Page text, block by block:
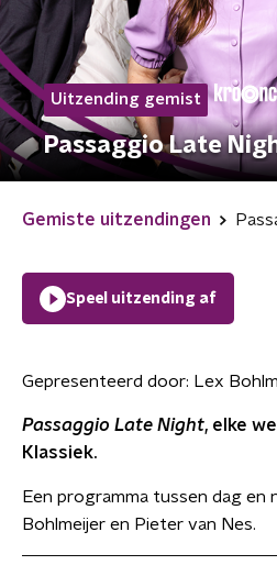
Uitzending gemist
Passaggio Late
Gemiste uitzendingen
Speel uitzending af
Gepresenteerd door: Lex
Passaggio Late Night, elke
Klassiek.
Een programma tussen dag en
Bohlmeijer en Pieter van Nes.